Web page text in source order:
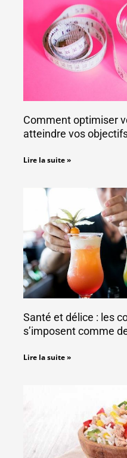
Comment optimiser
atteindre vos
Lire la suite »
Santé et délice : les
s’imposent comme
Lire la suite »